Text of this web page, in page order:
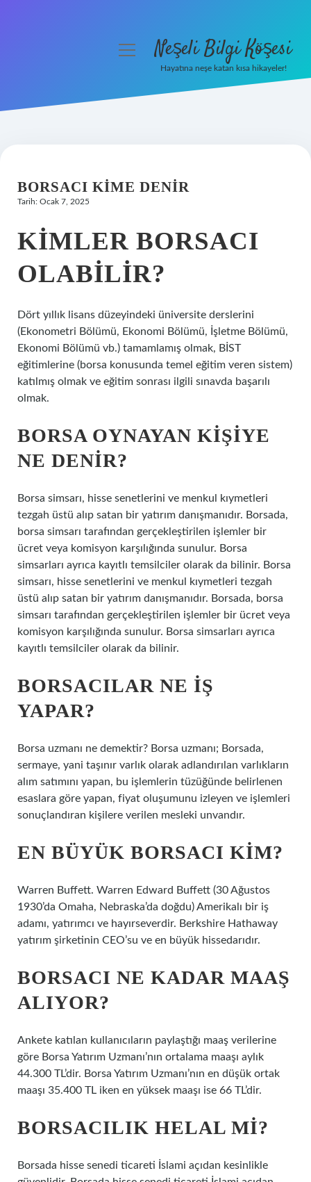
Hakkımızda
menüyüNeşeli Bilgi Köşesi
Hayatına neşe katan kısa hikayeler!
BORSACI KIME DENIR
Tarih: Ocak 7, 2025
KIMLER BORSACI
OLABILIR?
Dört yıllık lisans düzeyindeki üniversite derslerini
(Ekonometri Bölümü, Ekonomi Bölümü, İşletme Bölümü,
Ekonomi Bölümü vb.) tamamlamış olmak, BİST
eğitimlerine (borsa konusunda temel eğitim veren sistem)
katılmış olmak ve eğitim sonrası ilgili sınavda başarılı
olmak.
BORSA OYNAYAN KIŞIYE
NE DENIR?
Borsa simsarı, hisse senetlerini ve menkul kıymetleri
tezgah üstü alıp satan bir yatırım danışmanıdır. Borsada,
borsa simsarı tarafından gerçekleştirilen işlemler bir
ücret veya komisyon karşılığında sunulur. Borsa
simsarları ayrıca kayıtlı temsilciler olarak da bilinir. Borsa
simsarı, hisse senetlerini ve menkul kıymetleri tezgah
üstü alıp satan bir yatırım danışmanıdır. Borsada, borsa
simsarı tarafından gerçekleştirilen işlemler bir ücret veya
komisyon karşılığında sunulur. Borsa simsarları ayrıca
kayıtlı temsilciler olarak da bilinir.
BORSACILAR NE IŞ
YAPAR?
Borsa uzmanı ne demektir? Borsa uzmanı; Borsada,
sermaye, yani taşınır varlık olarak adlandırılan varlıkların
alım satımını yapan, bu işlemlerin tüzüğünde belirlenen
esaslara göre yapan, fiyat oluşumunu izleyen ve işlemleri
sonuçlandıran kişilere verilen mesleki unvandır.
EN BÜYÜK BORSACI KIM?
Warren Buffett. Warren Edward Buffett (30 Ağustos
1930’da Omaha, Nebraska’da doğdu) Amerikalı bir iş
adamı, yatırımcı ve hayırseverdir. Berkshire Hathaway
yatırım şirketinin CEO’su ve en büyük hissedarıdır.
BORSACI NE KADAR MAAŞ
ALIYOR?
Ankete katılan kullanıcıların paylaştığı maaş verilerine
göre Borsa Yatırım Uzmanı’nın ortalama maaşı aylık
44.300 TL’dir. Borsa Yatırım Uzmanı’nın en düşük ortak
maaşı 35.400 TL iken en yüksek maaşı ise 66 TL’dir.
BORSACILIK HELAL MI?
Borsada hisse senedi ticareti İslami açıdan kesinlikle